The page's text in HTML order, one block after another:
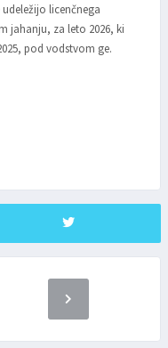
licenčnega
jahanju, za leto 2026, ki
pod vodstvom ge.